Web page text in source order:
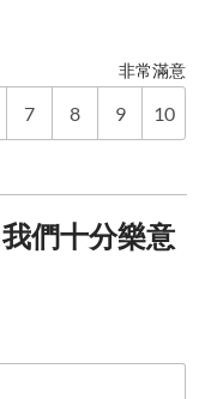
非常滿意
7 8 9 10
們十分樂意